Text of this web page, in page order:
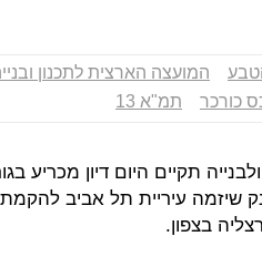
המועצה הארצית לתכנון
כורכר תמ"א 13
תקיים היום דיון מכריע
בצפון.